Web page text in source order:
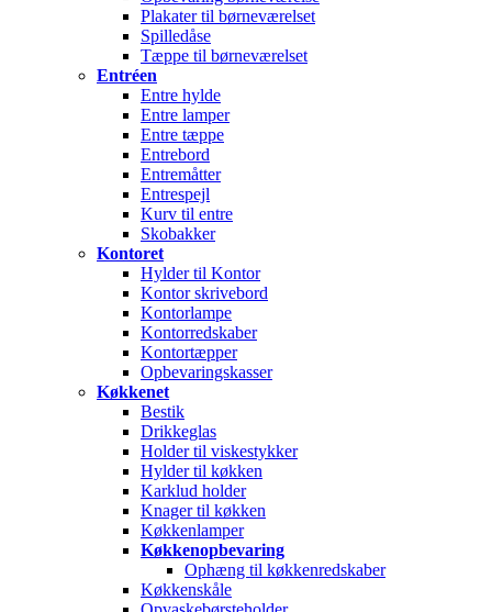
Plakater til børneværelset
Spilledåse
Tæppe til børneværelset
Entréen
Entre hylde
Entre lamper
Entre tæppe
Entrebord
Entremåtter
Entrespejl
Kurv til entre
Skobakker
Kontoret
Hylder til Kontor
Kontor skrivebord
Kontorlampe
Kontorredskaber
Kontortæpper
Opbevaringskasser
Køkkenet
Bestik
Drikkeglas
Holder til viskestykker
Hylder til køkken
Karklud holder
Knager til køkken
Køkkenlamper
Køkkenopbevaring
Ophæng til køkkenredskaber
Køkkenskåle